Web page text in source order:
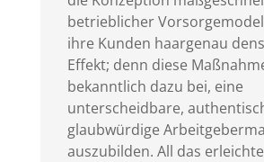
betrieblicher
ihre Kunden haargenau
Effekt; denn diese
bekanntlich dazu bei, eine
unterscheidbare,
glaubwürdige
auszubilden. All das